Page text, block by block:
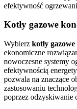
efektywność
Kotły gazowe
Wybierz kotły
ekonomiczne
nowoczesne systemy
efektywnością
pozwala na znaczące
zastosowaniu
poprzez odzyskiwanie